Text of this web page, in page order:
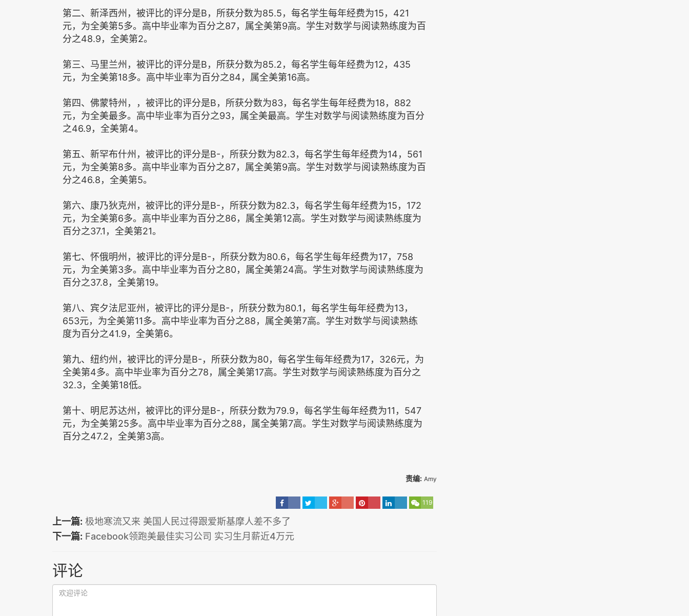
第二、新泽西州，被评比的评分是B，所获分数为85.5，每名学生每年经费为15，421
元，为全美第5多。高中毕业率为百分之87，属全美第9高。学生对数学与阅读熟练度为百
分之48.9，全美第2。
第三、马里兰州，被评比的评分是B，所获分数为85.2，每名学生每年经费为12，435
元，为全美第18多。高中毕业率为百分之84，属全美第16高。
第四、佛蒙特州，，被评比的评分是B，所获分数为83，每名学生每年经费为18，882
元，为全美最多。高中毕业率为百分之93，属全美最高。学生对数学与阅读熟练度为百分
之46.9，全美第4。
第五、新罕布什州，被评比的评分是B-，所获分数为82.3，每名学生每年经费为14，561
元，为全美第8多。高中毕业率为百分之87，属全美第9高。学生对数学与阅读熟练度为百
分之46.8，全美第5。
第六、康乃狄克州，被评比的评分是B-，所获分数为82.3，每名学生每年经费为15，172
元，为全美第6多。高中毕业率为百分之86，属全美第12高。学生对数学与阅读熟练度为
百分之37.1，全美第21。
第七、怀俄明州，被评比的评分是B-，所获分数为80.6，每名学生每年经费为17，758
元，为全美第3多。高中毕业率为百分之80，属全美第24高。学生对数学与阅读熟练度为
百分之37.8，全美第19。
第八、宾夕法尼亚州，被评比的评分是B-，所获分数为80.1，每名学生每年经费为13，
653元，为全美第11多。高中毕业率为百分之88，属全美第7高。学生对数学与阅读熟练
度为百分之41.9，全美第6。
第九、纽约州，被评比的评分是B-，所获分数为80，每名学生每年经费为17，326元，为
全美第4多。高中毕业率为百分之78，属全美第17高。学生对数学与阅读熟练度为百分之
32.3，全美第18低。
第十、明尼苏达州，被评比的评分是B-，所获分数为79.9，每名学生每年经费为11，547
元，为全美第25多。高中毕业率为百分之88，属全美第7高。学生对数学与阅读熟练度为
百分之47.2，全美第3高。
责编: Amy
119
上一篇: 极地寒流又来 美国人民过得跟爱斯基摩人差不多了
下一篇: Facebook领跑美最佳实习公司 实习生月薪近4万元
评论